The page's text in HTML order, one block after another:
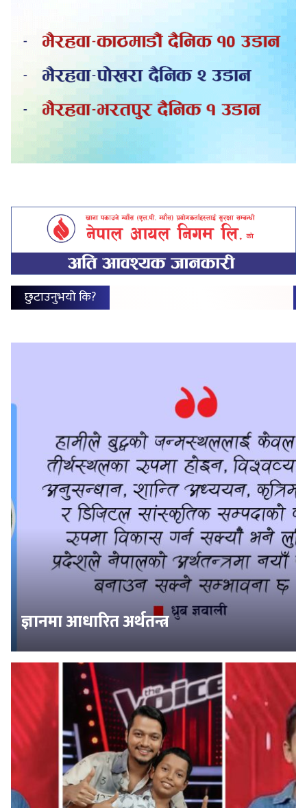
छुटाउनुभयो कि?
ज्ञानमा आधारित अर्थतन्त्र